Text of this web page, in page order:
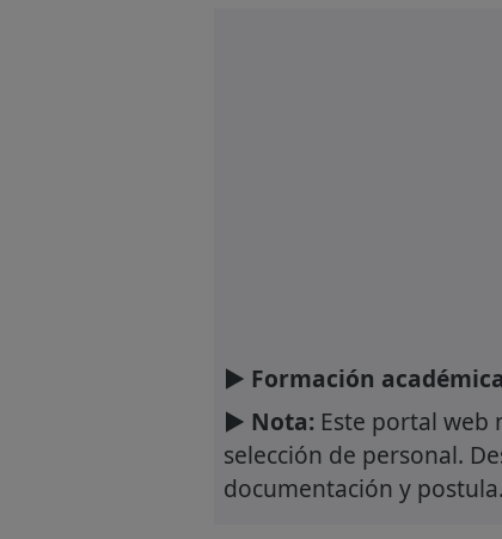
► Formación
► Nota:Este portal web
selección de personal.
documentación y postula.